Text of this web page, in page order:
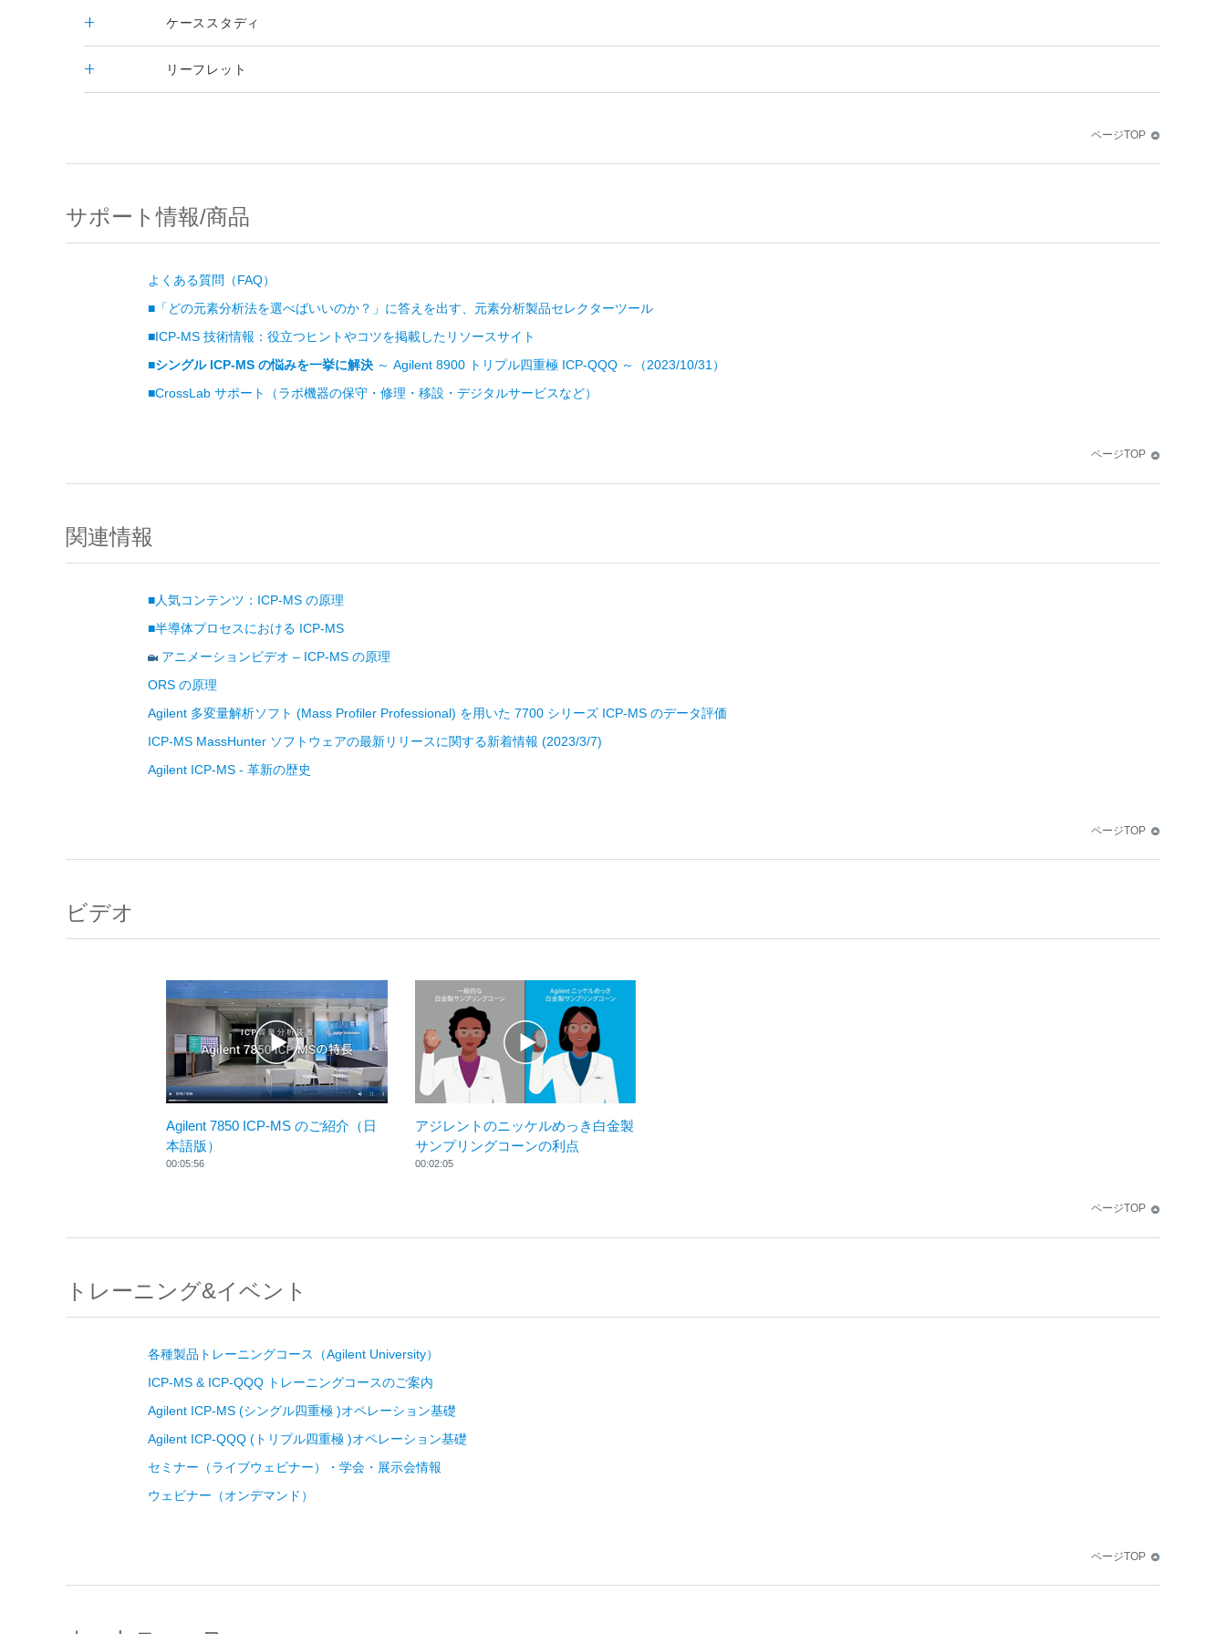
ケーススタディ
リーフレット
ページTOP
サポート情報/商品
よくある質問（FAQ）
■「どの元素分析法を選べばいいのか？」に答えを出す、元素分析製品セレクターツール
■ICP-MS 技術情報：役立つヒントやコツを掲載したリソースサイト
■シングル ICP-MS の悩みを一挙に解決 ～ Agilent 8900 トリプル四重極 ICP-QQQ ～（2023/10/31）
■CrossLab サポート（ラボ機器の保守・修理・移設・デジタルサービスなど）
ページTOP
関連情報
■人気コンテンツ：ICP-MS の原理
■半導体プロセスにおける ICP-MS
アニメーションビデオ – ICP-MS の原理
ORS の原理
Agilent 多変量解析ソフト (Mass Profiler Professional) を用いた 7700 シリーズ ICP-MS のデータ評価
ICP-MS MassHunter ソフトウェアの最新リリースに関する新着情報 (2023/3/7)
Agilent ICP-MS - 革新の歴史
ページTOP
ビデオ
Agilent 7850 ICP-MS のご紹介（日
本語版）
00:05:56
アジレントのニッケルめっき白金製
サンプリングコーンの利点
00:02:05
ページTOP
トレーニング&イベント
各種製品トレーニングコース（Agilent University）
ICP-MS & ICP-QQQ トレーニングコースのご案内
Agilent ICP-MS (シングル四重極 )オペレーション基礎
Agilent ICP-QQQ (トリプル四重極 )オペレーション基礎
セミナー（ライブウェビナー）・学会・展示会情報
ウェビナー（オンデマンド）
ページTOP